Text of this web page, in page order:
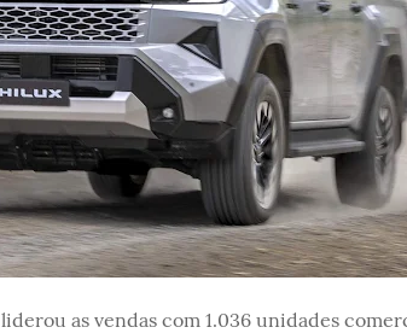
liderou as vendas com 1.036 unidades